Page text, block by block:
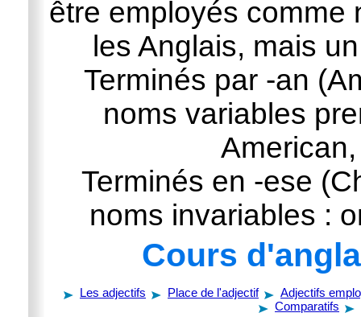
être employés comme
les Anglais, mais
Terminés par -an
noms variables
Terminés en -ese
noms invariables :
Cours
Les adjectifs Place de l'adjectif
Adjectifs
Comparatifs